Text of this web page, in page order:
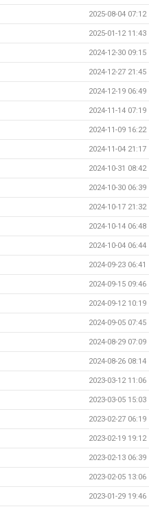
2025-08-04 07:12
2025-01-12 11:43
2024-12-30 09:15
2024-12-27 21:45
2024-12-19 06:49
2024-11-14 07:19
2024-11-09 16:22
2024-11-04 21:17
2024-10-31 08:42
2024-10-30 06:39
2024-10-17 21:32
2024-10-14 06:48
2024-10-04 06:44
2024-09-23 06:41
2024-09-15 09:46
2024-09-12 10:19
2024-09-05 07:45
2024-08-29 07:09
2024-08-26 08:14
2023-03-12 11:06
2023-03-05 15:03
2023-02-27 06:19
2023-02-19 19:12
2023-02-13 06:39
2023-02-05 13:06
2023-01-29 19:46